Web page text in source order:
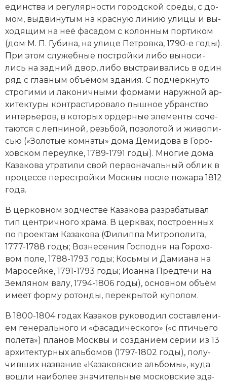
един­ст­ва и ре­гу­ляр­но­сти городской сре­ды, с до­
мом, вы­дви­нутым на крас­ную ли­нию ули­цы и вы­
хо­дя­щим на неё фа­са­дом с ко­лон­ным пор­ти­ком
(дом М. П. Гу­би­на, на улице Пет­ров­ка, 1790-е годы).
При этом слу­жеб­ные по­строй­ки ли­бо вы­но­си­
лись на зад­ний двор, ли­бо вы­страи­ва­лись в один
ряд с главным объ­ё­мом зда­ния. С под­чёрк­ну­то
стро­ги­ми и ла­ко­нич­ны­ми фор­ма­ми на­руж­ной ар­
хи­тек­ту­ры кон­тра­сти­ро­ва­ло пыш­ное уб­ран­ст­во
ин­терь­е­ров, в ко­то­рых ор­дер­ные эле­мен­ты со­че­
та­ют­ся с леп­ни­ной, резь­бой, по­зо­ло­той и жи­во­пи­
сью («Зо­ло­тые ком­на­ты» до­ма Де­ми­до­ва в Го­ро­
хов­ском пе­ре­ул­ке, 1789-1791 годы). Многие до­ма
Казакова ут­ра­ти­ли свой пер­во­на­чаль­ный об­лик в
про­цес­се пе­ре­строй­ки Москвы по­сле по­жа­ра 1812
года.
В цер­ков­ном зод­че­ст­ве Казакова раз­ра­ба­ты­вал
тип цен­тричного хра­ма. В церк­вах, по­стро­ен­ных
по про­ек­там Казакова (Фи­лип­па Ми­тро­по­ли­та,
1777-1788 годы; Воз­не­се­ния Гос­под­ня на Го­ро­хо­
вом по­ле, 1788-1793 годы; Кось­мы и Да­миа­на на
Ма­ро­сей­ке, 1791-1793 годы; Ио­ан­на Пред­те­чи на
Зем­ля­ном ва­лу, 1794-1806 годы), основном объ­ём
име­ет фор­му ро­тон­ды, пе­ре­кры­той ку­по­лом.
В 1800-1804 годах Казаков ру­ко­во­дил со­став­ле­ни­
ем ге­не­раль­но­го и «фа­са­ди­че­ско­го» («с птичь­е­го
по­лё­та») пла­нов Мо­ск­вы и соз­да­ни­ем се­рии из 13
ар­хитектурных аль­бо­мов (1797-1802 годы), по­лу­
чив­ших название «Ка­за­ков­ские аль­бо­мы», ку­да
во­шли наи­бо­лее зна­чительные московские зда­